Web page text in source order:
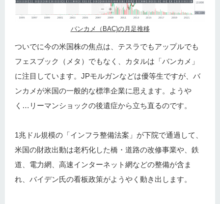
バンカメ（BAC)の月足推移
ついでに今の米国株の焦点は、テスラでもアップルでも
フェスブック（メタ）でもなく、カタルは「バンカメ」
に注目しています。JPモルガンなどは優等生ですが、バ
ンカメが米国の一般的な標準企業に思えます。ようや
く…リーマンショックの後遺症から立ち直るのです。
1兆ドル規模の「インフラ整備法案」が下院で通過して、
米国の財政出動は老朽化した橋・道路の改修事業や、鉄
道、電力網、高速インターネット網などの整備が含ま
れ、バイデン氏の看板政策がようやく動き出します。